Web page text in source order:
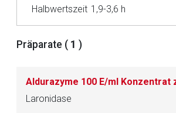
Halbwertszeit 1,9-3,6 h
Präparate ( 1 )
Laronidase
Datenschutzbestimmungen.